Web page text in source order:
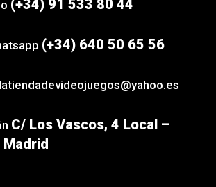
(+34) 91 533 80 44
(+34) 640 50 65 56
C/ Los Vascos, 4 Local –